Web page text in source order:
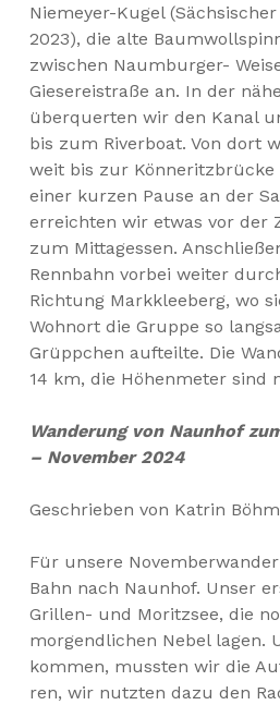
Niemeyer-Kugel
2023), die alte
zwischen Naumburger-
Giesereistraße an. In der
überquerten wir den Kanal
bis zum Riverboat. Von dort
weit bis zur Könneritzbrücke
einer kurzen Pause an der
erreichten wir etwas vor der
zum Mittagessen.
Rennbahn vorbei weiter
Richtung Markkleeberg, wo
Wohnort die Gruppe so
Grüppchen aufteilte. Die
14 km, die Höhenmeter sind
Wanderung von Naunhof
– November 2024
Geschrieben von Katrin
Für unsere
Bahn nach Naunhof. Unser
Grillen- und Moritzsee, die
morgendlichen Nebel lagen.
kommen, mussten wir die
ren, wir nutzten dazu den